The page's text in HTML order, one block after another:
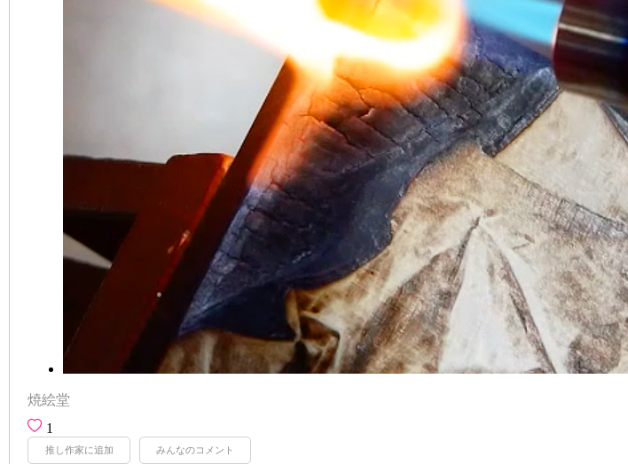
焼絵堂
1
推し作家に追加 みんなのコメント